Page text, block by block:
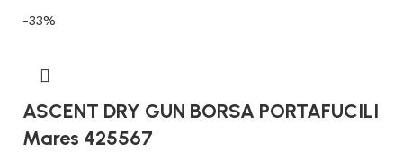
-33%
ASCENT DRY GUN BORSA PORTAFUCILI
Mares 425567